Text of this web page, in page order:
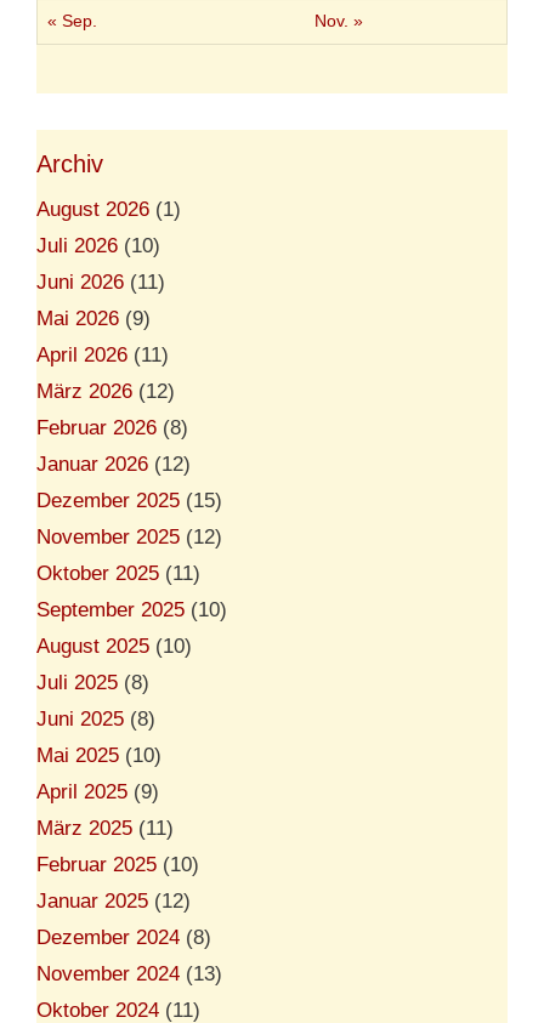
« Sep. Nov. »
Archiv
August 2026 (1)
Juli 2026 (10)
Juni 2026 (11)
Mai 2026 (9)
April 2026 (11)
März 2026 (12)
Februar 2026 (8)
Januar 2026 (12)
Dezember 2025 (15)
November 2025 (12)
Oktober 2025 (11)
September 2025 (10)
August 2025 (10)
Juli 2025 (8)
Juni 2025 (8)
Mai 2025 (10)
April 2025 (9)
März 2025 (11)
Februar 2025 (10)
Januar 2025 (12)
Dezember 2024 (8)
November 2024 (13)
Oktober 2024 (11)